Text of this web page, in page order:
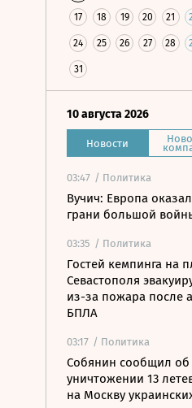
17 18 19 20 21
24 25 26 27 28
31
10 августа 2026
Новости
03:47 / Политика
Вучич: Европа
грани большой
03:35 / Политика
Гостей кемпинга на
Севастополя
из-за пожара после
БПЛА
03:17 / Политика
Собянин сообщил об
уничтожении 13
на Москву